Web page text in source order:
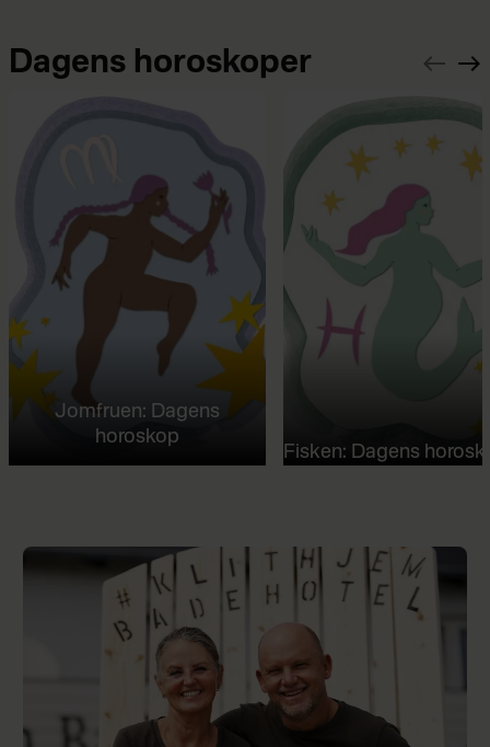
Dagens horoskoper
Jomfruen: Dagens
horoskop
Fisken: Dagens